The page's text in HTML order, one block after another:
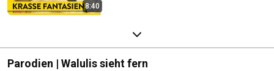
8:40
Parodien | Walulis sieht fern